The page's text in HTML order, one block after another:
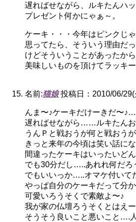
遅ればせながら、ルキたんハ
プレゼント何かにゃぁ～。
ケーキ・・・今年はピンクじ
思ってたら、そういう理由だっ
けどそういうことがあったか
美味しいものを頂けてラッキ
名前:猫娘 投稿日：2010/06/
んま〜♪ケーキだけーきだ〜
遅ればせながら……ルキたんお
うんＰと戦おうが何と戦おうが
きっと来年の今頃は笑い話に
間違ったケーキはいったいど
でも30分だし…..あれれ何だろ
でもいいっか…..オマケ付いて
やっぱ自分のケーキだって分
可愛いろうそくで素敵よ〜♪
我が家の仏壇ろうそくとはえ
そうそう良いこと悪いこと….